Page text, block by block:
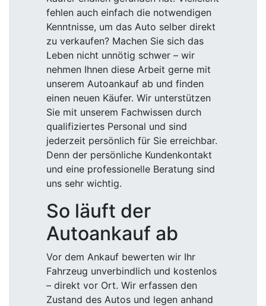
fehlen auch einfach die notwendigen
Kenntnisse, um das Auto selber direkt
zu verkaufen? Machen Sie sich das
Leben nicht unnötig schwer – wir
nehmen Ihnen diese Arbeit gerne mit
unserem Autoankauf ab und finden
einen neuen Käufer. Wir unterstützen
Sie mit unserem Fachwissen durch
qualifiziertes Personal und sind
jederzeit persönlich für Sie erreichbar.
Denn der persönliche Kundenkontakt
und eine professionelle Beratung sind
uns sehr wichtig.
So läuft der
Autoankauf ab
Vor dem Ankauf bewerten wir Ihr
Fahrzeug unverbindlich und kostenlos
– direkt vor Ort. Wir erfassen den
Zustand des Autos und legen anhand